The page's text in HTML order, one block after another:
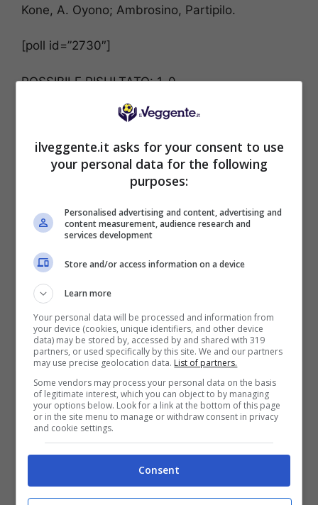
Kone, A. Oyono; Ambrosino, Partipilo.
[poll id=”2730″]
POSSIBILE RISULTATO: 1-0
BONUS SPORTBET: 100€ SUBITO
rimborso
Bonus 50€ senza deposito sport + fino a 50€ di
200€
Mostra Informazioni
Fino a 2050€ sport e casino
Per i nuovi registrati: 100% fino a 2.000€ in Bonus
Scommesse + 50% del primo deposito fino a 50€
ilveggente.it asks for your consent to use
your personal data for the following
purposes:
Personalised advertising and content, advertising and
content measurement, audience research and
services development
Store and/or access information on a device
Learn more
Your personal data will be processed and information from
your device (cookies, unique identifiers, and other device
data) may be stored by, accessed by and shared with 319
partners, or used specifically by this site. We and our partners
may use precise geolocation data. List of partners.
Some vendors may process your personal data on the basis
of legitimate interest, which you can object to by managing
your options below. Look for a link at the bottom of this page
or in the site menu to manage or withdraw consent in privacy
and cookie settings.
Consent